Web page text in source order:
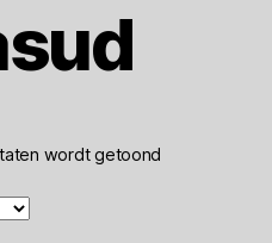
wordt getoond